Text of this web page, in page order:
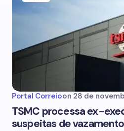
Portal Correioon 28 de
TSMC processa ex-
suspeitas de